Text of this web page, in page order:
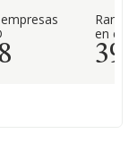
en el
391